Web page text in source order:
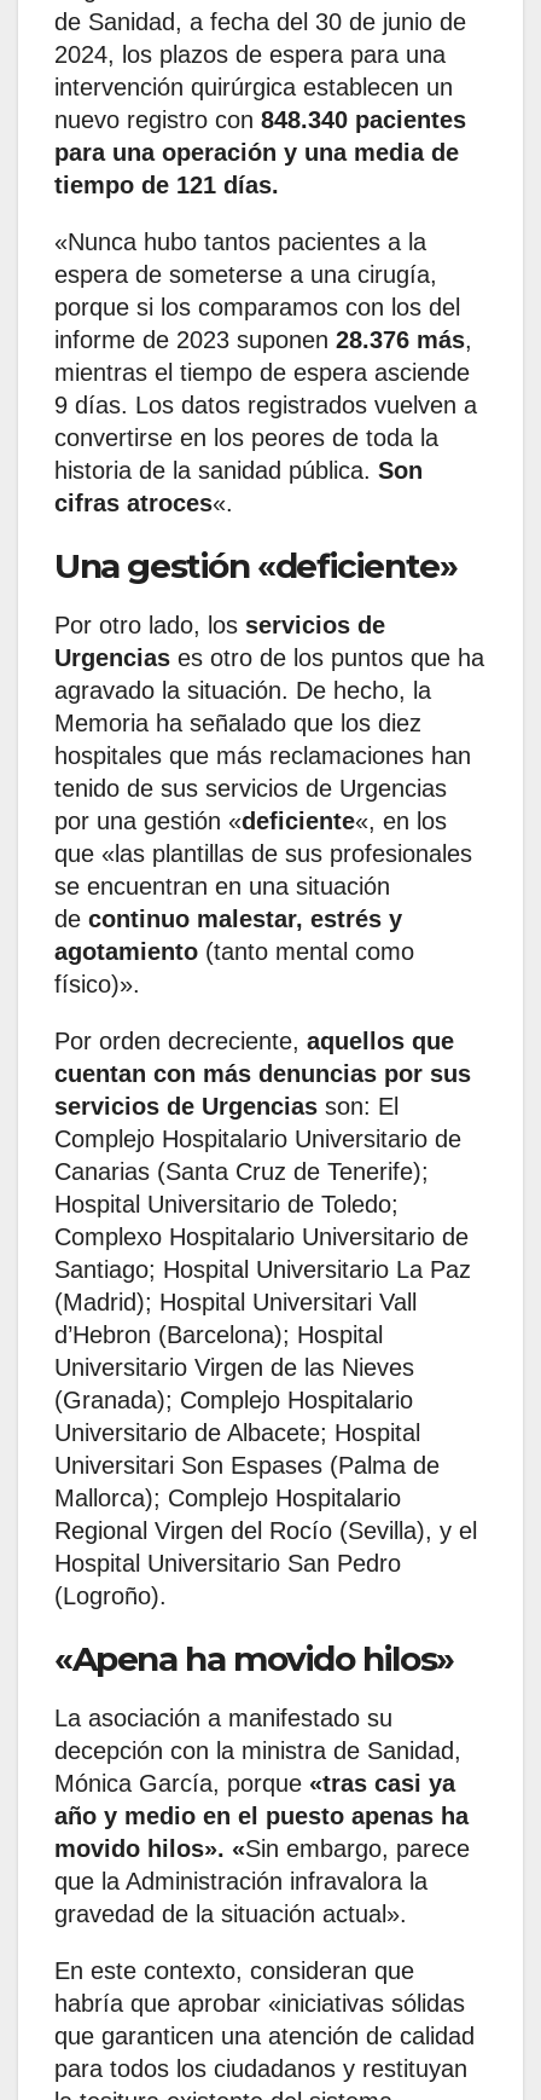
de Sanidad, a fecha del 30 de junio de
2024, los plazos de espera para una
intervención quirúrgica establecen un
nuevo registro con 848.340 pacientes
para una operación y una media de
tiempo de 121 días.
«Nunca hubo tantos pacientes a la
espera de someterse a una cirugía,
porque si los comparamos con los del
informe de 2023 suponen 28.376 más,
mientras el tiempo de espera asciende
9 días. Los datos registrados vuelven a
convertirse en los peores de toda la
historia de la sanidad pública. Son
cifras atroces«.
Una gestión «deficiente»
Por otro lado, los servicios de
Urgencias es otro de los puntos que ha
agravado la situación. De hecho, la
Memoria ha señalado que los diez
hospitales que más reclamaciones han
tenido de sus servicios de Urgencias
por una gestión «deficiente«, en los
que «las plantillas de sus profesionales
se encuentran en una situación
de continuo malestar, estrés y
agotamiento (tanto mental como
físico)».
Por orden decreciente, aquellos que
cuentan con más denuncias por sus
servicios de Urgencias son: El
Complejo Hospitalario Universitario de
Canarias (Santa Cruz de Tenerife);
Hospital Universitario de Toledo;
Complexo Hospitalario Universitario de
Santiago; Hospital Universitario La Paz
(Madrid); Hospital Universitari Vall
d’Hebron (Barcelona); Hospital
Universitario Virgen de las Nieves
(Granada); Complejo Hospitalario
Universitario de Albacete; Hospital
Universitari Son Espases (Palma de
Mallorca); Complejo Hospitalario
Regional Virgen del Rocío (Sevilla), y el
Hospital Universitario San Pedro
(Logroño).
«Apena ha movido hilos»
La asociación a manifestado su
decepción con la ministra de Sanidad,
Mónica García, porque «tras casi ya
año y medio en el puesto apenas ha
movido hilos». «Sin embargo, parece
que la Administración infravalora la
gravedad de la situación actual».
En este contexto, consideran que
habría que aprobar «iniciativas sólidas
que garanticen una atención de calidad
para todos los ciudadanos y restituyan